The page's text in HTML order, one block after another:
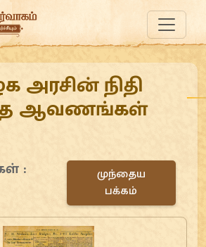
அரசின் நிதி
ஆவணங்கள்
:
முந்தைய
பக்கம்